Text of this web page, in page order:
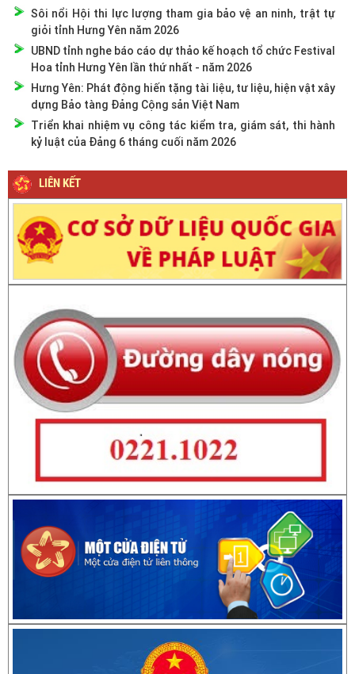
Sôi nổi Hội thi lực lượng tham gia bảo vệ an ninh, trật tự
giỏi tỉnh Hưng Yên năm 2026
UBND tỉnh nghe báo cáo dự thảo kế hoạch tổ chức Festival
Hoa tỉnh Hưng Yên lần thứ nhất - năm 2026
Hưng Yên: Phát động hiến tặng tài liệu, tư liệu, hiện vật xây
dựng Bảo tàng Đảng Cộng sản Việt Nam
Triển khai nhiệm vụ công tác kiểm tra, giám sát, thi hành
kỷ luật của Đảng 6 tháng cuối năm 2026
LIÊN KẾT